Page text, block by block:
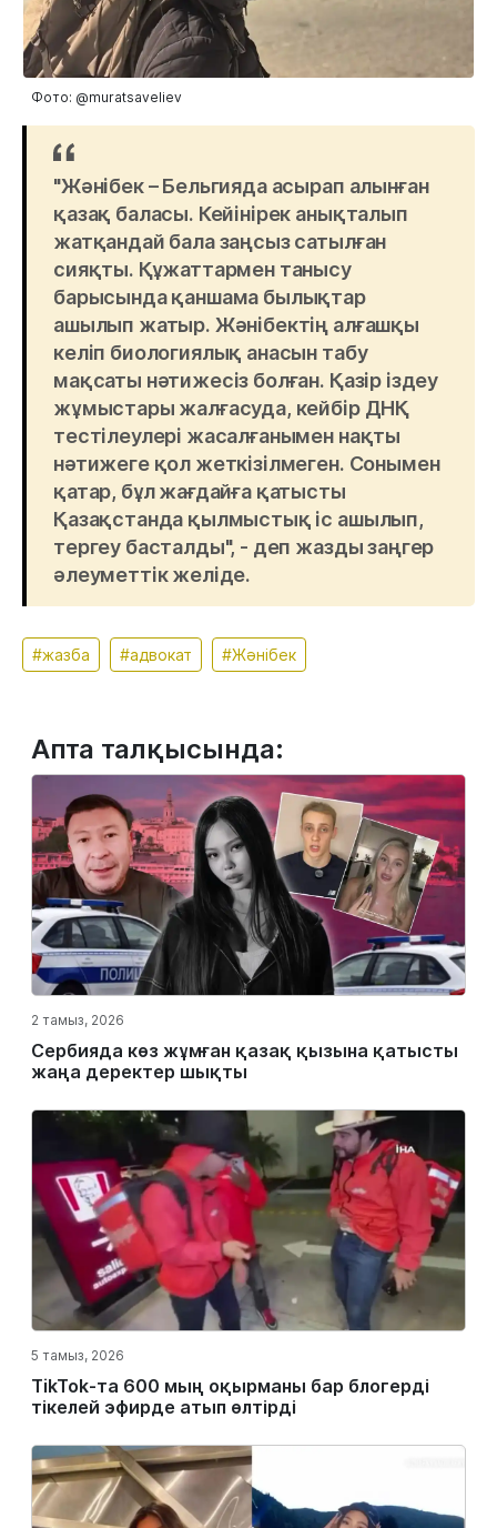
Фото: @muratsaveliev
"Жәнібек – Бельгияда асырап алынған
қазақ баласы. Кейінірек анықталып
жатқандай бала заңсыз сатылған
сияқты. Құжаттармен танысу
барысында қаншама былықтар
ашылып жатыр. Жәнібектің алғашқы
келіп биологиялық анасын табу
мақсаты нәтижесіз болған. Қазір іздеу
жұмыстары жалғасуда, кейбір ДНҚ
тестілеулері жасалғанымен нақты
нәтижеге қол жеткізілмеген. Сонымен
қатар, бұл жағдайға қатысты
Қазақстанда қылмыстық іс ашылып,
тергеу басталды", - деп жазды заңгер
әлеуметтік желіде.
#жазба #адвокат #Жәнібек
Апта талқысында:
2 тамыз, 2026
Сербияда көз жұмған қазақ қызына қатысты
жаңа деректер шықты
5 тамыз, 2026
TikTok-та 600 мың оқырманы бар блогерді
тікелей эфирде атып өлтірді